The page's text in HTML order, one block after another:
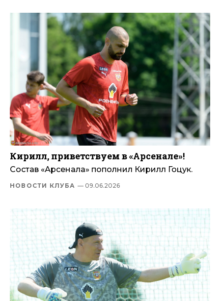
Кирилл, приветствуем в «Арсенале»!
Состав «Арсенала» пополнил Кирилл Гоцук.
НОВОСТИ КЛУБА — 09.06.2026